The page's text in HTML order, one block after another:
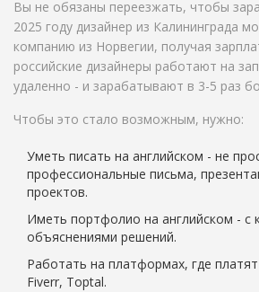
Вы не обязаны переезжать, чтобы
2025 году дизайнер из Калининграда
компанию из Норвегии, получая
российские дизайнеры работают на
удаленно - и зарабатывают в 3-5 раз
Чтобы это стало возможным, нужно:
Уметь писать на английском - не
профессиональные письма,
проектов.
Иметь портфолио на английском - с
объяснениями решений.
Работать на платформах, где
Fiverr, Toptal.